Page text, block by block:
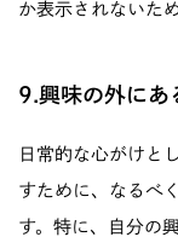
か表示されないため
9.興味の外にあ
日常的な心がけと
すために、なるべ
す。特に、自分の